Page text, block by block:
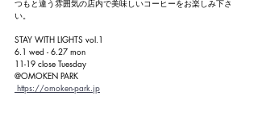
つもと違う雰囲気の店内で美味しいコーヒーをお楽しみ下さ
い。
STAY WITH LIGHTS vol.1
6.1 wed - 6.27 mon
11-19 close Tuesday
@OMOKEN PARK
https://omoken-park.jp